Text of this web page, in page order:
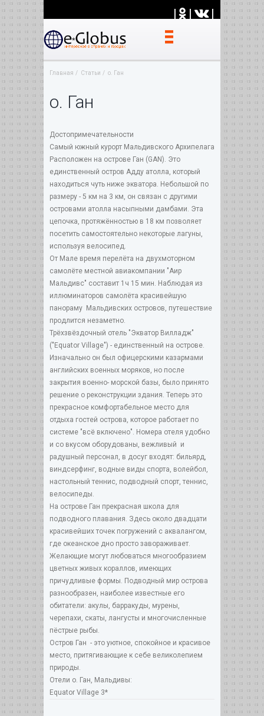
| | |
Главная Статьи о. Ган
о. Ган
Достопримечательности
Самый южный курорт Мальдивского Архипелага
Расположен на острове Ган (GAN). Это
единственный остров Адду атолла, который
находиться чуть ниже экватора. Небольшой по
размеру - 5 км на 3 км, он связан с другими
островами атолла насыпными дамбами. Эта
цепочка, протяжённостью в 18 км позволяет
посетить самостоятельно некоторые лагуны,
используя велосипед.
От Мале время перелёта на двухмоторном
самолёте местной авиакомпании "Аир
Мальдивс" составит 1ч 15 мин. Наблюдая из
иллюминаторов самолёта красивейшую
панораму Мальдивских островов, путешествие
продлится незаметно.
Трёхзвёздочный отель "Экватор Вилладж"
("Equator Village") - единственный на острове.
Изначально он был офицерскими казармами
английских военных моряков, но после
закрытия военно- морской базы, было принято
решение о реконструкции здания. Теперь это
прекрасное комфортабельное место для
отдыха гостей острова, которое работает по
системе "всё включено". Номера отеля удобно
и со вкусом оборудованы, вежливый и
радушный персонал, в досуг входят: бильярд,
виндсерфинг, водные виды спорта, волейбол,
настольный теннис, подводный спорт, теннис,
велосипеды.
На острове Ган прекрасная школа для
подводного плавания. Здесь около двадцати
красивейших точек погружений с аквалангом,
где океанское дно просто завораживает.
Желающие могут любоваться многообразием
цветных живых кораллов, имеющих
причудливые формы. Подводный мир острова
разнообразен, наиболее известные его
обитатели: акулы, барракуды, мурены,
черепахи, скаты, лангусты и многочисленные
пёстрые рыбы.
Остров Ган - это уютное, спокойное и красивое
место, притягивающие к себе великолепием
природы.
Отели о. Ган, Мальдивы:
Equator Village 3*